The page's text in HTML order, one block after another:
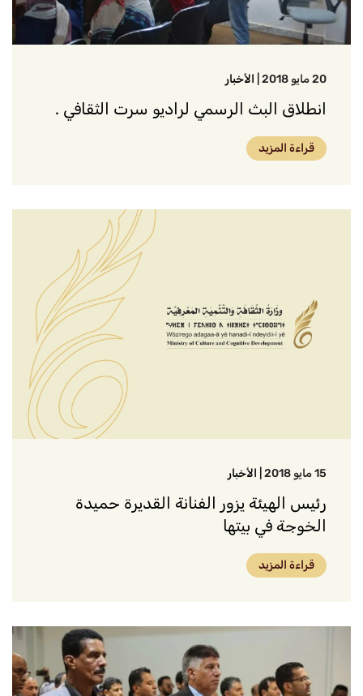
20 مايو 2018 الأخبار
انطلاق البث الرسمي لراديو سرت الثقافي .
قراءة المزيد
15 مايو 2018 الأخبار
رئيس الهيئة يزور الفنانة القديرة حميدة
الخوجة في بيتها
قراءة المزيد